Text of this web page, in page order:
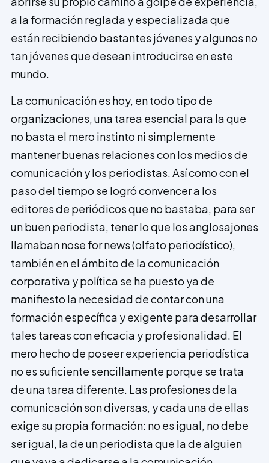
a la formación reglada y especializada que
están recibiendo bastantes jóvenes y algunos no
tan jóvenes que desean introducirse en este
mundo.
La comunicación es hoy, en todo tipo de
organizaciones, una tarea esencial para la que
no basta el mero instinto ni simplemente
mantener buenas relaciones con los medios de
comunicación y los periodistas. Así como con el
paso del tiempo se logró convencer a los
editores de periódicos que no bastaba, para ser
un buen periodista, tener lo que los anglosajones
llamaban nose for news (olfato periodístico),
también en el ámbito de la comunicación
corporativa y política se ha puesto ya de
manifiesto la necesidad de contar con una
formación específica y exigente para desarrollar
tales tareas con eficacia y profesio­nalidad. El
mero hecho de poseer experiencia periodística
no es suficiente sencillamente porque se trata
de una tarea dife­rente. Las profesiones de la
comunicación son diversas, y cada una de ellas
exige su propia formación: no es igual, no debe
ser igual, la de un periodista que la de alguien